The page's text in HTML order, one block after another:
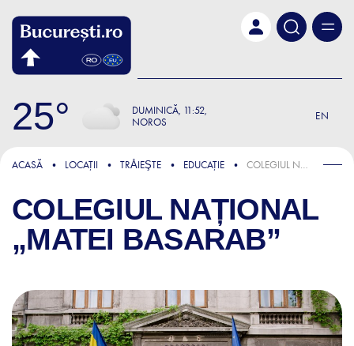
25 DUMINICĂ 11:52
NOROS
EN
ACASĂ LOCAȚII TRǍIEŞTE EDUCAȚIE COLEGIUL NAȚIONAL „MATEI BASARAB”
COLEGIUL NAȚIONAL
„MATEI BASARAB”